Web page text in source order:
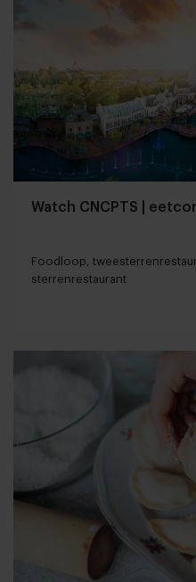
Watch CNCPTS |
Foodloop,
sterrenrestaurant